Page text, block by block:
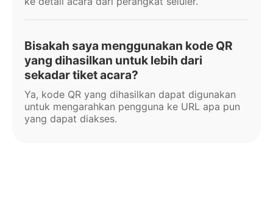
Bisakah saya menggunakan kode QR
yang dihasilkan untuk lebih dari
sekadar tiket acara?
Ya, kode QR yang dihasilkan dapat digunakan
untuk mengarahkan pengguna ke URL apa pun
yang dapat diakses.